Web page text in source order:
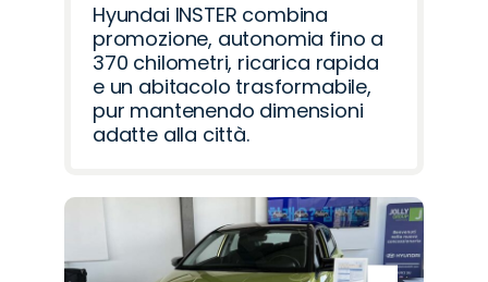
Hyundai INSTER combina
promozione, autonomia fino a
370 chilometri, ricarica rapida
e un abitacolo trasformabile,
pur mantenendo dimensioni
adatte alla città.